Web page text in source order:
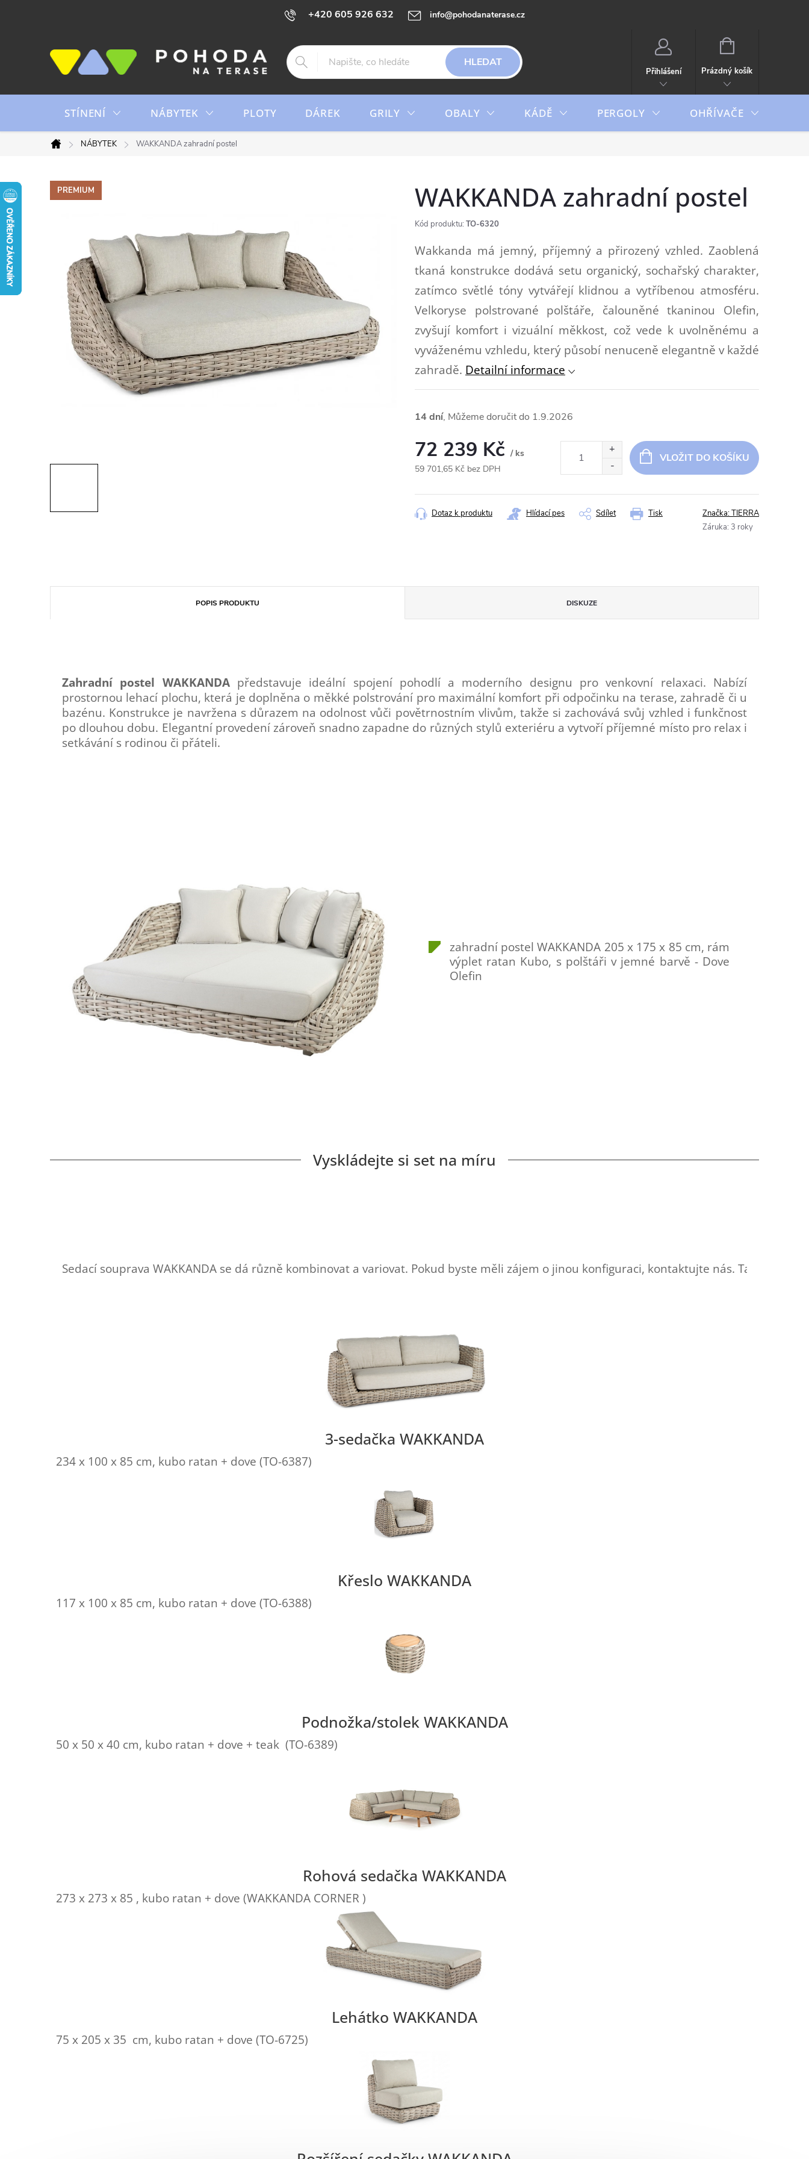
+420 605 926 632 info@pohodanaterase.cz
HLEDAT
Přihlášení
NÁKUPNÍ
Prázdný košík
STÍNENÍ NÁBYTEK PLOTY DÁREK GRILY OBALY KÁDĚ PERGOLY OHŘÍVAČE
Domů
NÁBYTEK WAKKANDA zahradní postel
PREMIUM WAKKANDA zahradní postel
Kód produktu: TO-6320
Wakkanda má jemný, příjemný a přirozený vzhled. Zaoblená
tkaná konstrukce dodává setu organický, sochařský charakter,
zatímco světlé tóny vytvářejí klidnou a vytříbenou atmosféru.
Velkoryse polstrované polštáře, čalouněné tkaninou Olefin,
zvyšují komfort i vizuální měkkost, což vede k uvolněnému a
vyváženému vzhledu, který působí nenuceně elegantně v každé
zahradě. Detailní informace
14 dní 1.9.2026
72 239 Kč / ks
59 701,65 Kč bez DPH
cena:
VLOŽIT DO KOŠÍKU
Tisk
Dotaz k produktu Hlídací pes Sdílet Značka:TIERRA
Záruka: 3 roky
POPIS PRODUKTU DISKUZE
Zahradní postel WAKKANDApředstavuje ideální spojení pohodlí a moderního designu pro venkovní relaxaci. Nabízí
prostornou lehací plochu, která je doplněna o měkké polstrování pro maximální komfort při odpočinku na terase, zahradě či u
bazénu. Konstrukce je navržena s důrazem na odolnost vůči povětrnostním vlivům, takže si zachovává svůj vzhled i funkčnost
po dlouhou dobu. Elegantní provedení zároveň snadno zapadne do různých stylů exteriéru a vytvoří příjemné místo pro relax i
setkávání s rodinou či přáteli.
zahradní postel WAKKANDA 205 x 175 x 85 cm, rám
výplet ratan Kubo, s polštáři v jemné barvě - Dove
Olefin
Vyskládejte si set na míru
Sedací souprava WAKKANDA se dá různě kombinovat a variovat. Pokud byste měli zájem o jinou konfiguraci, kontaktujte nás. Tady jsou
3-sedačka WAKKANDA
234 x 100 x 85 cm, kubo ratan + dove (TO-6387)
Křeslo WAKKANDA
117 x 100 x 85 cm, kubo ratan + dove (TO-6388)
Podnožka/stolek WAKKANDA
50 x 50 x 40 cm, kubo ratan + dove + teak (TO-6389)
Rohová sedačka WAKKANDA
273 x 273 x 85 , kubo ratan + dove (WAKKANDA CORNER )
Lehátko WAKKANDA
75 x 205 x 35 cm, kubo ratan + dove (TO-6725)